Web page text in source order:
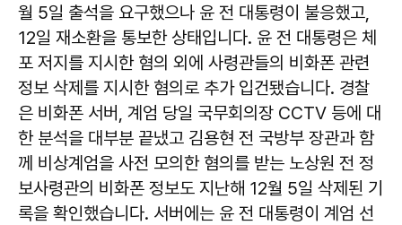
월 5일 출석을 요구했으나 윤 전 대통령이 불응했고,
12일 재소환을 통보한 상태입니다. 윤 전 대통령은 체
포 저지를 지시한 혐의 외에 사령관들의 비화폰 관련
정보 삭제를 지시한 혐의로 추가 입건됐습니다. 경찰
은 비화폰 서버, 계엄 당일 국무회의장 CCTV 등에 대
한 분석을 대부분 끝냈고 김용현 전 국방부 장관과 함
께 비상계엄을 사전 모의한 혐의를 받는 노상원 전 정
보사령관의 비화폰 정보도 지난해 12월 5일 삭제된 기
록을 확인했습니다. 서버에는 윤 전 대통령이 계엄 선